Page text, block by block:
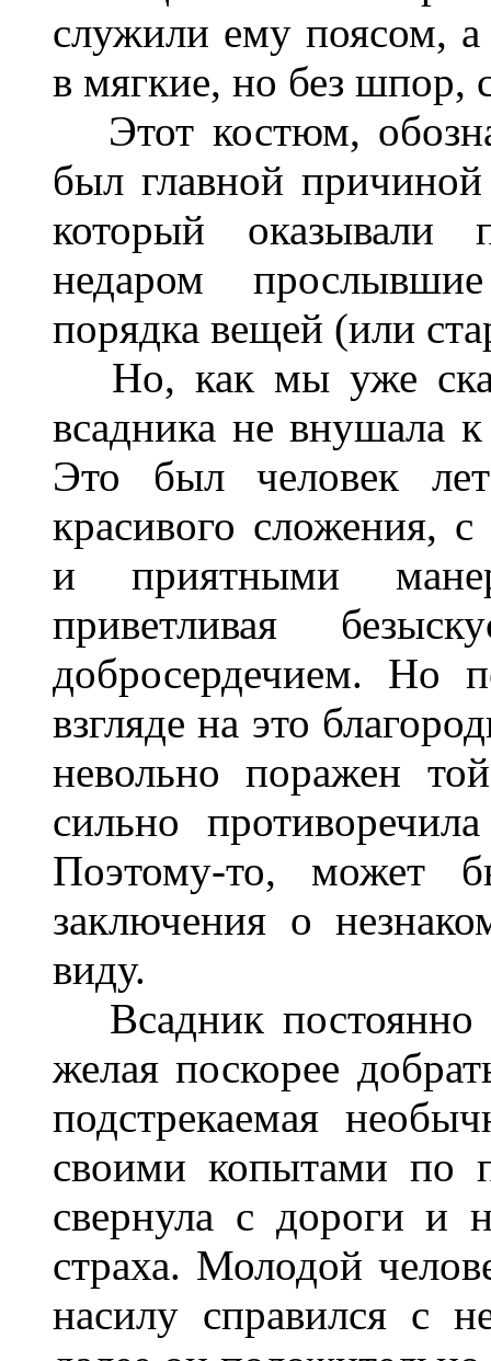
служили ему поясом,
в мягкие, но без шпор,
Этот костюм,
был главной
который оказывали
недаром
порядка вещей (или
Но, как мы уже
всадника не внушала
Это был человек
красивого сложения,
и приятными
приветливая
добросердечием. Но
взгляде на это
невольно поражен
сильно
Поэтому-то, может
заключения о
виду.
Всадник постоянно
желая поскорее
подстрекаемая
своими копытами по
свернула с дороги и
страха. Молодой
насилу справился с